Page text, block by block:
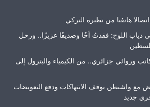
هاتفيا من نظيره التركي
دياب اللوح: فقدتُ أخًا وصديقًا عزيزًا.. ورحل
وروائي جزائري.. من الكيمياء والبترول إلى
مع واشنطن بوقف الانتهاكات ودفع التعويضات
جديد